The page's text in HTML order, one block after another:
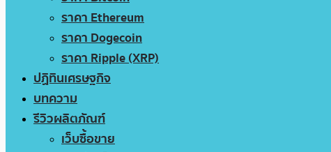
ราคา Ethereum
ราคา Dogecoin
ราคา Ripple (XRP)
ปฏิทินเศรษฐกิจ
บทความ
รีวิวผลิตภัณฑ์
เว็บซื้อขาย